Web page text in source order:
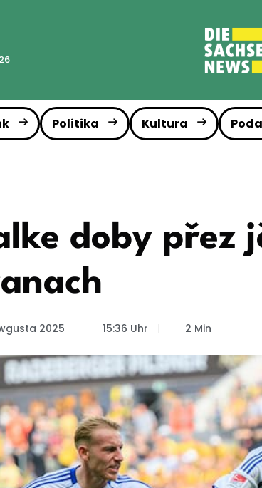
Politika Kultura
doby přez
2025 15:36 Uhr 2 Min